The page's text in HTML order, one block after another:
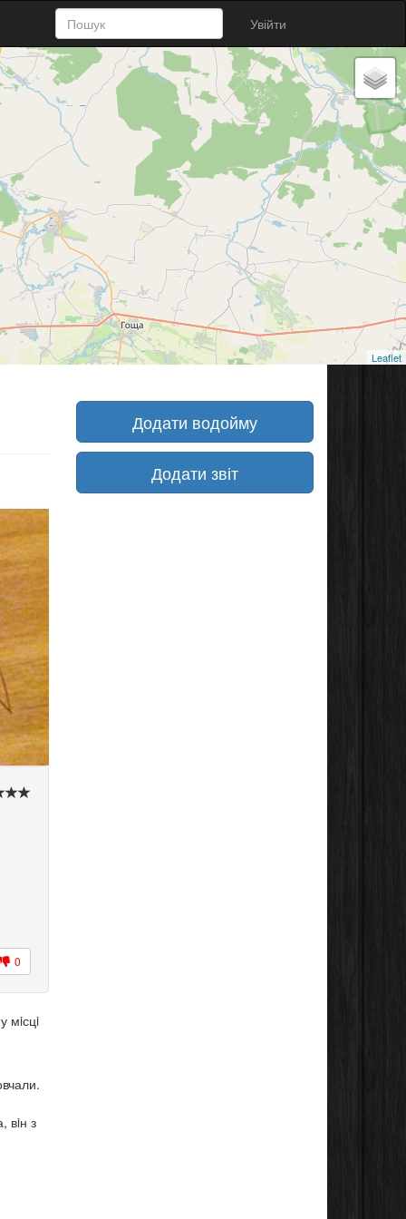
Увійти
Leaflet
0
мiсцi
вiн з
Додати водойму
Додати звіт